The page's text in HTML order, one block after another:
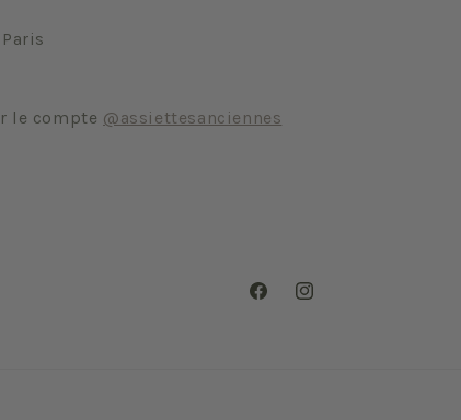
le compte @assiettesanciennes
FacebookInstagram